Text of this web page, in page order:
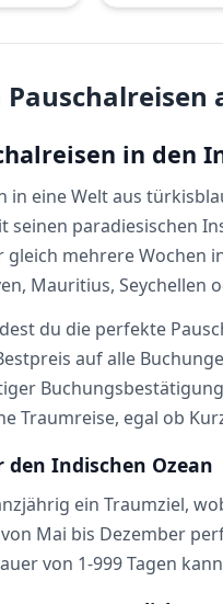
in den
in eine Welt aus
seinen paradiesischen
mehrere Wochen
Mauritius, Seychellen
du die perfekte
auf alle
Traumreise, egal ob
den Indischen Ozean
ein Traumziel,
Mai bis Dezember
von 1-999 Tagen